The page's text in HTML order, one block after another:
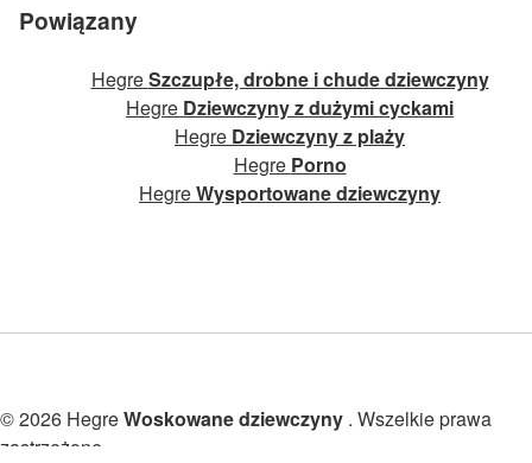
Powiązany
HegreSzczupłe, drobne i chude dziewczyny
Hegre Dziewczyny z dużymi cyckami
Hegre Dziewczyny z plaży
Hegre Porno
HegreWysportowane dziewczyny
© 2026 HegreWoskowane dziewczyny . Wszelkie prawa
zastrzeżone.